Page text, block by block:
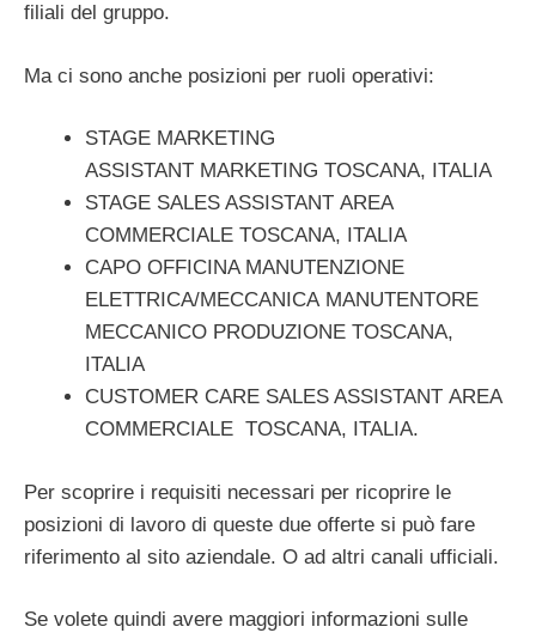
filiali del gruppo.
Ma ci sono anche posizioni per ruoli operativi:
STAGE MARKETING
ASSISTANT MARKETING TOSCANA, ITALIA
STAGE SALES ASSISTANT AREA
COMMERCIALE TOSCANA, ITALIA
CAPO OFFICINA MANUTENZIONE
ELETTRICA/MECCANICA MANUTENTORE
MECCANICO PRODUZIONE TOSCANA,
ITALIA
CUSTOMER CARE SALES ASSISTANT AREA
COMMERCIALE TOSCANA, ITALIA.
Per scoprire i requisiti necessari per ricoprire le
posizioni di lavoro di queste due offerte si può fare
riferimento al sito aziendale. O ad altri canali ufficiali.
Se volete quindi avere maggiori informazioni sulle